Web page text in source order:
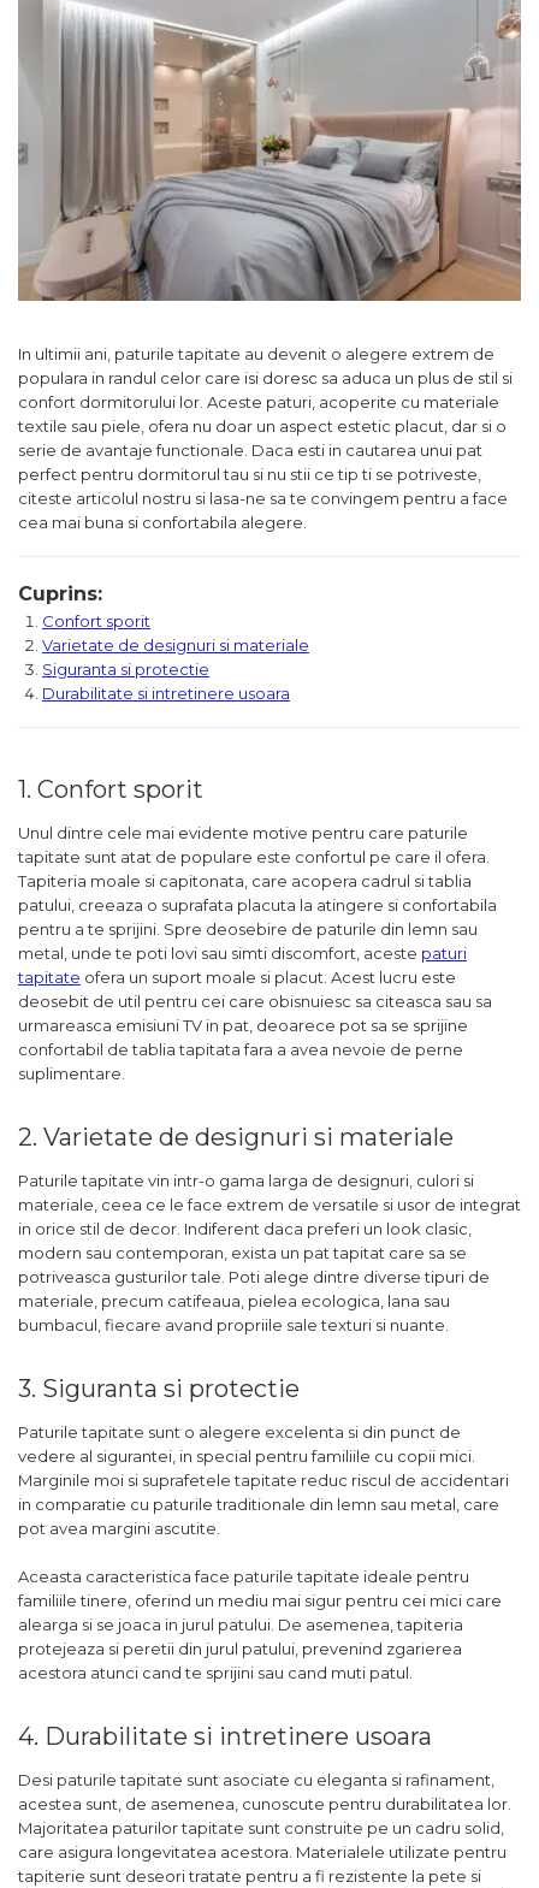
Colectia RIVA
Colectia TIFFANY
Colectia TAIDA
Colectia SANDO
Colectia MISA
Colectia PETRA
Colectia BELISSIMO
Colectia HORIZON
Colectia COMO
Colectia BELLA
Mese Living
Masute Cafea
Scaune Living
Taburet Living
Scaune Tapitate
Mese Si Scaune
Curatare Si Protectie
Somiere PAL
Curatare Si Protectie
Accesorii Mobila
160x200
140x200
In ultimii ani, paturile tapitate au devenit o alegere extrem de
populara in randul celor care isi doresc sa aduca un plus de stil si
confort dormitorului lor. Aceste paturi, acoperite cu materiale
textile sau piele, ofera nu doar un aspect estetic placut, dar si o
serie de avantaje functionale. Daca esti in cautarea unui pat
perfect pentru dormitorul tau si nu stii ce tip ti se potriveste,
citeste articolul nostru si lasa-ne sa te convingem pentru a face
cea mai buna si confortabila alegere.
Cuprins:
Confort sporit
Varietate de designuri si materiale
Siguranta si protectie
Durabilitate si intretinere usoara
1. Confort sporit
Unul dintre cele mai evidente motive pentru care paturile
tapitate sunt atat de populare este confortul pe care il ofera.
Tapiteria moale si capitonata, care acopera cadrul si tablia
patului, creeaza o suprafata placuta la atingere si confortabila
pentru a te sprijini. Spre deosebire de paturile din lemn sau
metal, unde te poti lovi sau simti discomfort, aceste paturi
tapitate ofera un suport moale si placut. Acest lucru este
deosebit de util pentru cei care obisnuiesc sa citeasca sau sa
urmareasca emisiuni TV in pat, deoarece pot sa se sprijine
confortabil de tablia tapitata fara a avea nevoie de perne
suplimentare.
2. Varietate de designuri si materiale
Paturile tapitate vin intr-o gama larga de designuri, culori si
materiale, ceea ce le face extrem de versatile si usor de integrat
in orice stil de decor. Indiferent daca preferi un look clasic,
modern sau contemporan, exista un pat tapitat care sa se
potriveasca gusturilor tale. Poti alege dintre diverse tipuri de
materiale, precum catifeaua, pielea ecologica, lana sau
bumbacul, fiecare avand propriile sale texturi si nuante.
3. Siguranta si protectie
Paturile tapitate sunt o alegere excelenta si din punct de
vedere al sigurantei, in special pentru familiile cu copii mici.
Marginile moi si suprafetele tapitate reduc riscul de accidentari
in comparatie cu paturile traditionale din lemn sau metal, care
pot avea margini ascutite.
Aceasta caracteristica face paturile tapitate ideale pentru
familiile tinere, oferind un mediu mai sigur pentru cei mici care
alearga si se joaca in jurul patului. De asemenea, tapiteria
protejeaza si peretii din jurul patului, prevenind zgarierea
acestora atunci cand te sprijini sau cand muti patul.
4. Durabilitate si intretinere usoara
Desi paturile tapitate sunt asociate cu eleganta si rafinament,
acestea sunt, de asemenea, cunoscute pentru durabilitatea lor.
Majoritatea paturilor tapitate sunt construite pe un cadru solid,
care asigura longevitatea acestora. Materialele utilizate pentru
tapiterie sunt deseori tratate pentru a fi rezistente la pete si